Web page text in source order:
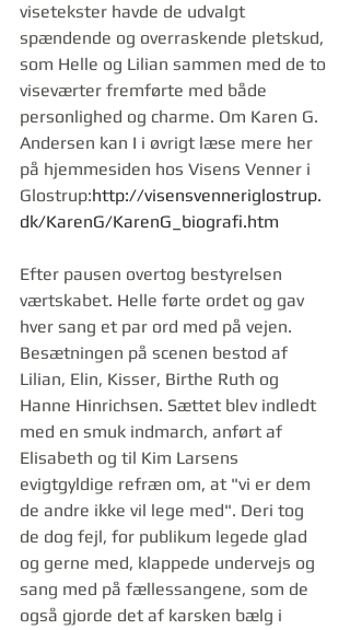
visetekster havde de udvalgt
spændende og overraskende pletskud,
som Helle og Lilian sammen med de to
viseværter fremførte med både
personlighed og charme. Om Karen G.
Andersen kan I i øvrigt læse mere her
på hjemmesiden hos Visens Venner i
Glostrup:http://visensvenneriglostrup.
dk/KarenG/KarenG_biografi.htm
Efter pausen overtog bestyrelsen
værtskabet. Helle førte ordet og gav
hver sang et par ord med på vejen.
Besætningen på scenen bestod af
Lilian, Elin, Kisser, Birthe Ruth og
Hanne Hinrichsen. Sættet blev indledt
med en smuk indmarch, anført af
Elisabeth og til Kim Larsens
evigtgyldige refræn om, at "vi er dem
de andre ikke vil lege med". Deri tog
de dog fejl, for publikum legede glad
og gerne med, klappede undervejs og
sang med på fællessangene, som de
også gjorde det af karsken bælg i